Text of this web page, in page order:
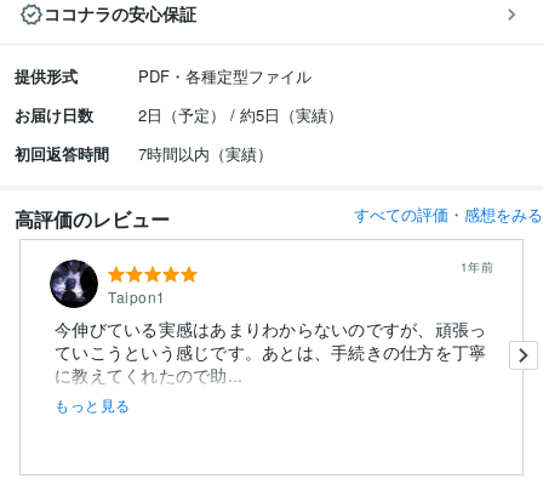
ココナラの安心保証
提供形式
PDF・各種定型ファイル
お届け日数
2日（予定） / 約5日（実績）
初回返答時間
7時間以内（実績）
高評価のレビュー すべての評価・感想をみる
Taipon1
1年前
今伸びている実感はあまりわからないのですが、頑張っ
ていこうという感じです。あとは、手続きの仕方を丁寧
に教えてくれたので助...
もっと見る